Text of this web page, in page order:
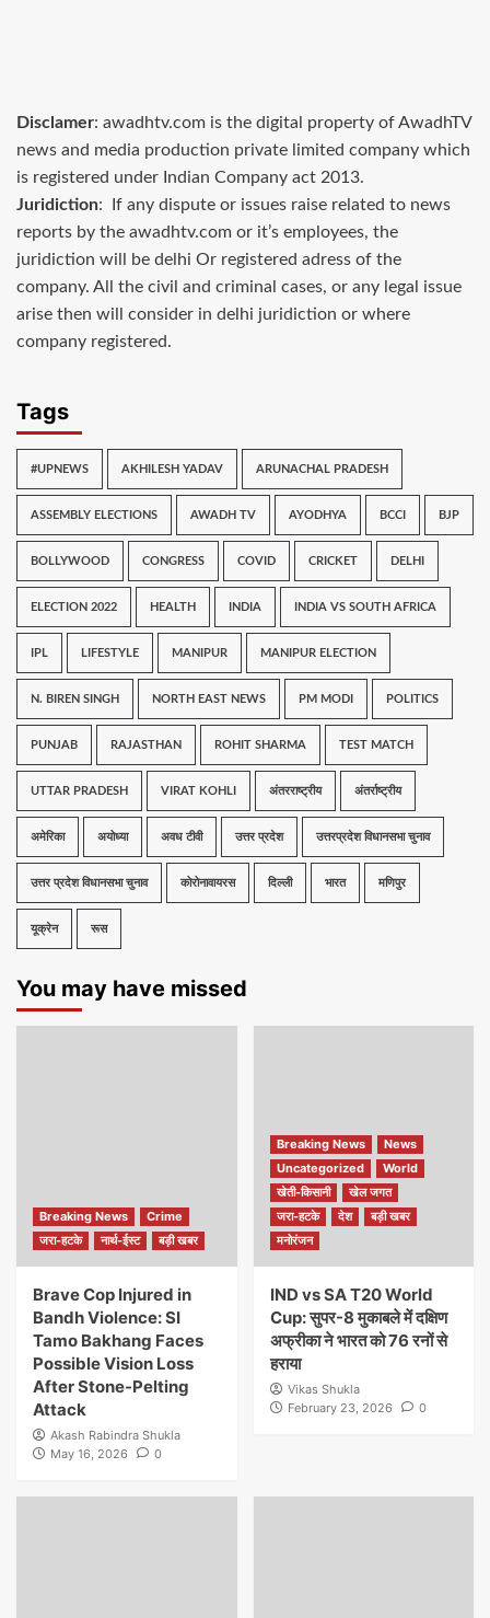
Disclamer: awadhtv.com is the digital property of AwadhTV
news and media production private limited company which
is registered under Indian Company act 2013.
Juridiction: If any dispute or issues raise related to news
reports by the awadhtv.com or it’s employees, the
juridiction will be delhi Or registered adress of the
company. All the civil and criminal cases, or any legal issue
arise then will consider in delhi juridiction or where
company registered.
Tags
#UPNEWS AKHILESH YADAV ARUNACHAL PRADESH
ASSEMBLY ELECTIONS AWADH TV AYODHYA BCCI BJP
BOLLYWOOD CONGRESS COVID CRICKET DELHI
ELECTION 2022 HEALTH INDIA INDIA VS SOUTH AFRICA
IPL LIFESTYLE MANIPUR MANIPUR ELECTION
N. BIREN SINGH NORTH EAST NEWS PM MODI POLITICS
PUNJAB RAJASTHAN ROHIT SHARMA TEST MATCH
UTTAR PRADESH VIRAT KOHLI अंतरराष्ट्रीय अंतर्राष्ट्रीय
अमेरिका अयोध्या अवध टीवी उत्तर प्रदेश उत्तरप्रदेश विधानसभा चुनाव
उत्तर प्रदेश विधानसभा चुनाव कोरोनावायरस दिल्ली भारत मणिपुर
यूक्रेन रूस
You may have missed
Breaking News
Crime
जरा-हटके
नार्थ-ईस्ट बड़ी खबर
Brave Cop Injured in
Bandh Violence: SI
Tamo Bakhang Faces
Possible Vision Loss
After Stone-Pelting
Attack
Akash Rabindra Shukla
May 16, 2026
0
Breaking News
News
Uncategorized
World
खेती-किसानी
खेल जगत
जरा-हटके
देश
बड़ी खबर
मनोरंजन
IND vs SA T20 World
Cup: सुपर-8 मुकाबले में दक्षिण
अफ्रीका ने भारत को 76 रनों से
हराया
Vikas Shukla
February 23, 2026
0